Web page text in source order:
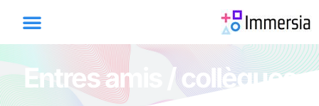
Entres amis / collègues